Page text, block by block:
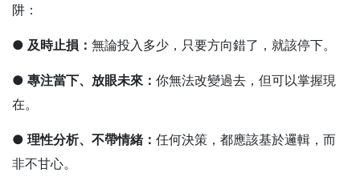
阱：
● 及時止損： 無論投入多少，只要方向錯了，就該停下。
● 專注當下、放眼未來： 你無法改變過去，但可以掌握現
在。
● 理性分析、不帶情緒： 任何決策，都應該基於邏輯，而
非不甘心。